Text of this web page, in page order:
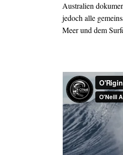
Australien
jedoch alle
Meer und dem